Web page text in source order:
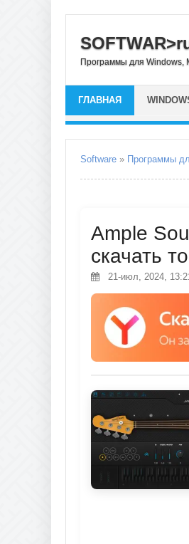
Программы для Windows,
ГЛАВНАЯ
Software » Программы
Ample
скачать
21-июл, 2024,